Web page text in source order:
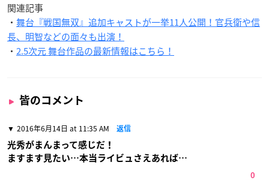
関連記事
・ 舞台『戦国無双』追加キャストが一挙11人公開！官兵衛や信
長、明智などの面々も出演！
・ 2.5次元 舞台作品の最新情報はこちら！
皆のコメント
2016年6月14日 at 11:35 AM 返信
光秀がまんまって感じだ！
ますます見たい…本当ライビュさえあれば…
0